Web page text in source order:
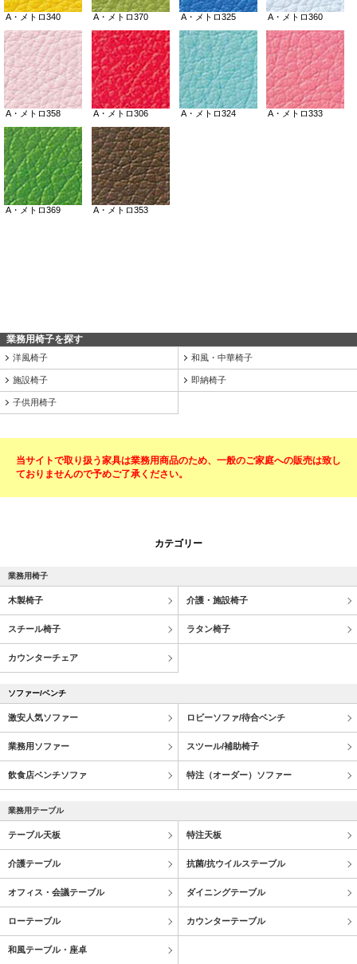
業務用椅子を探す
洋風椅子 和風・中華椅子
施設椅子 即納椅子
子供用椅子
当サイトで取り扱う家具は業務用商品のため、一般のご家庭への販売は致し
ておりませんので予めご了承ください。
カテゴリー
業務用椅子
木製椅子 介護・施設椅子
スチール椅子 ラタン椅子
カウンターチェア
ソファー/ベンチ
激安人気ソファー ロビーソファ/待合ベンチ
業務用ソファー スツール/補助椅子
飲食店ベンチソファ 特注（オーダー）ソファー
業務用テーブル
テーブル天板 特注天板
介護テーブル 抗菌/抗ウイルステーブル
オフィス・会議テーブル ダイニングテーブル
ローテーブル カウンターテーブル
和風テーブル・座卓